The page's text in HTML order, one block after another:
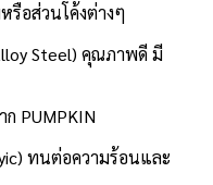
รือส่วนโค้งต่างๆ
Steel) คุณภาพดี มี
PUMPKIN
ทนต่อความร้อนและ